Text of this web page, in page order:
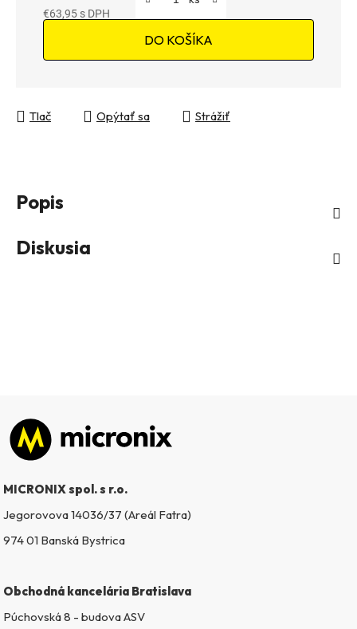
€63,95
DO KOŠÍKA
Tlač Opýtať sa Strážiť
Popis
Diskusia
Zápätie
MICRONIX spol. s r.o.
Jegorovova 14036/37 (Areál Fatra)
974 01 Banská Bystrica
Obchodná kancelária Bratislava
Púchovská 8 - budova ASV